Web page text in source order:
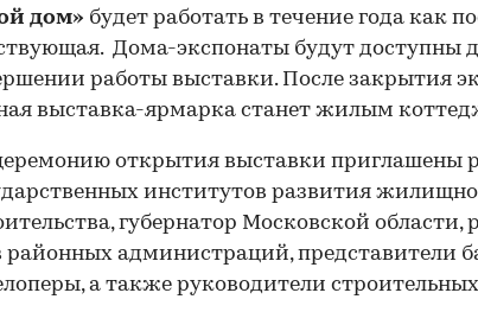
дом» будет работать в течение года как
Дома-экспонаты будут доступны
работы выставки. После закрытия
выставка-ярмарка станет жилым
открытия выставки приглашены
институтов развития
губернатор Московской области,
районных администраций, представители
а также руководители